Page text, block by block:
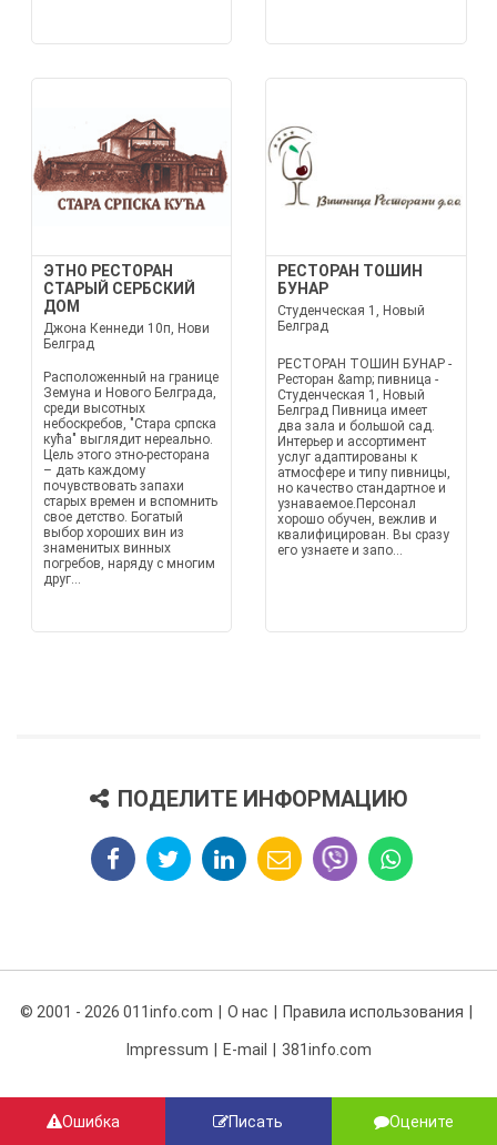
ЭТНО РЕСТОРАН
СТАРЫЙ СЕРБСКИЙ
ДОМ
Джона Кеннеди 10п, Нови
Белград
Расположенный на границе
Земуна и Нового Белграда,
среди высотных
небоскребов, "Стара српска
кућа" выглядит нереально.
Цель этого этно-ресторана
– дать каждому
почувствовать запахи
старых времен и вспомнить
свое детство. Богатый
выбор хороших вин из
знаменитых винных
погребов, наряду с многим
друг...
РЕСТОРАН ТОШИН
БУНАР
Студенческая 1, Новый
Белград
РЕСТОРАН ТОШИН БУНАР -
Ресторан &amp; пивница -
Студенческая 1, Новый
Белград Пивница имеет
два зала и большой сад.
Интерьер и ассортимент
услуг адаптированы к
атмосфере и типу пивницы,
но качество стандартное и
узнаваемое.Персонал
хорошо обучен, вежлив и
квалифицирован. Вы сразу
его узнаете и запо...
ПОДЕЛИТЕ ИНФОРМАЦИЮ
Ошибка Писать Оцените
© 2001 - 2026 011info.com О нас Правила использования
Impressum E-mail 381info.com